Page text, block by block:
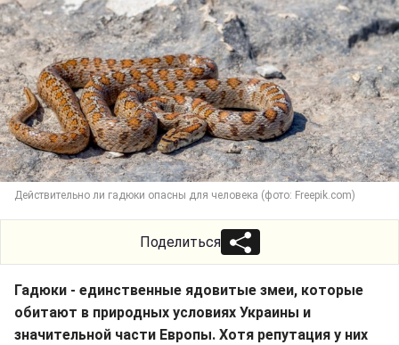
Действительно ли гадюки опасны для человека (фото: Freepik.com)
Поделиться
Гадюки - единственные ядовитые змеи, которые
обитают в природных условиях Украины и
значительной части Европы. Хотя репутация у них